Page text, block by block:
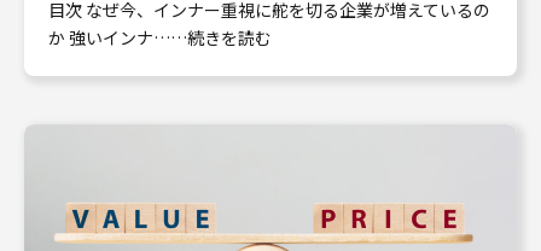
目次 なぜ今、インナー重視に舵を切る企業が増えているの
か 強いインナ……続きを読む